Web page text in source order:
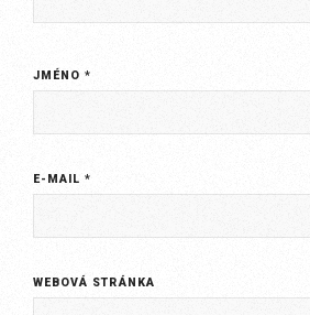
JMÉNO*
E-MAIL*
WEBOVÁ STRÁNKA